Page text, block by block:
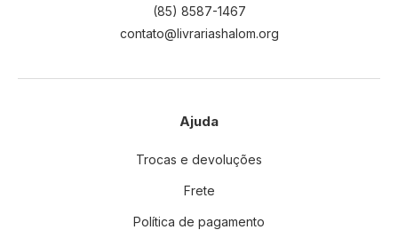
(85) 8587-1467
contato@livrariashalom.org
Ajuda
Trocas e devoluções
Frete
Política de pagamento